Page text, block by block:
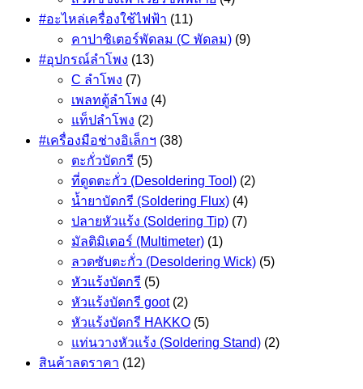
#อะไหล่เครื่องใช้ไฟฟ้า (11)
คาปาซิเตอร์พัดลม (C พัดลม) (9)
#อุปกรณ์ลำโพง (13)
C ลำโพง (7)
เพลทตู้ลำโพง (4)
แท็ปลำโพง (2)
#เครื่องมือช่างอิเล็กฯ (38)
ตะกั่วบัดกรี (5)
ที่ดูดตะกั่ว (Desoldering Tool) (2)
น้ำยาบัดกรี (Soldering Flux) (4)
ปลายหัวแร้ง (Soldering Tip) (7)
มัลติมิเตอร์ (Multimeter) (1)
ลวดซับตะกั่ว (Desoldering Wick) (5)
หัวแร้งบัดกรี (5)
หัวแร้งบัดกรี goot (2)
หัวแร้งบัดกรี HAKKO (5)
แท่นวางหัวแร้ง (Soldering Stand) (2)
สินค้าลดราคา (12)